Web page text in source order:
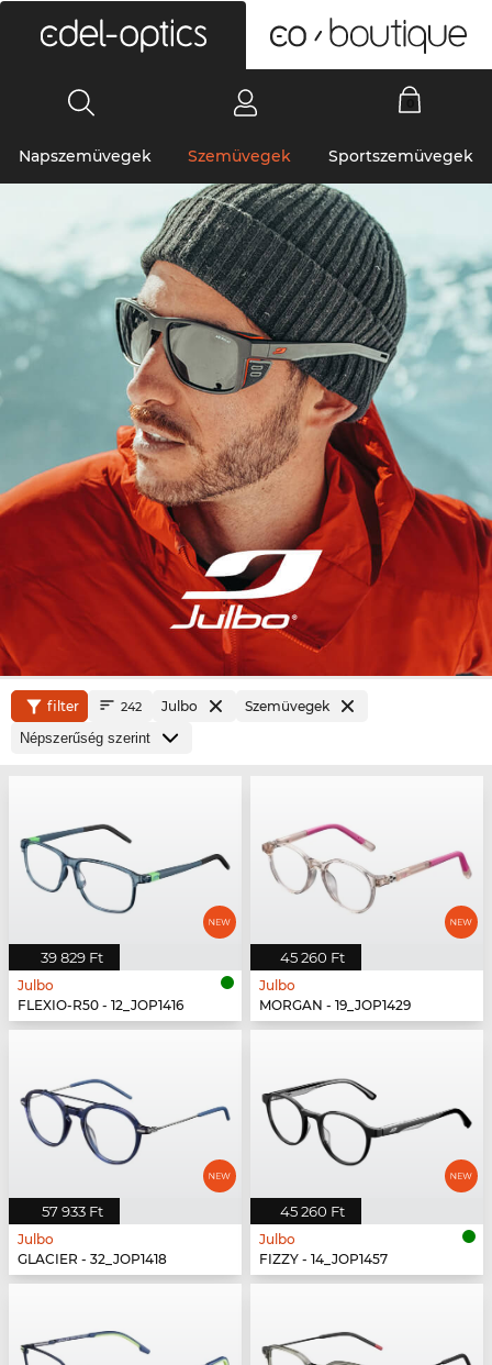
Napszemüvegek Szemüvegek Sportszemüvegek
filter 242 Julbo Szemüvegek
39 829 Ft
Julbo
FLEXIO-R50 - 12_JOP1416
45 260 Ft
Julbo
MORGAN - 19_JOP1429
57 933 Ft
Julbo
GLACIER - 32_JOP1418
45 260 Ft
Julbo
FIZZY - 14_JOP1457